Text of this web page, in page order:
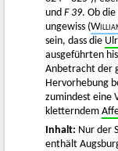
und F 39. Ob
ungewiss (
sein, dass die
ausgeführten
Anbetracht der
Hervorhebung
zumindest eine
kletterndem
Inhalt: Nur der
enthält